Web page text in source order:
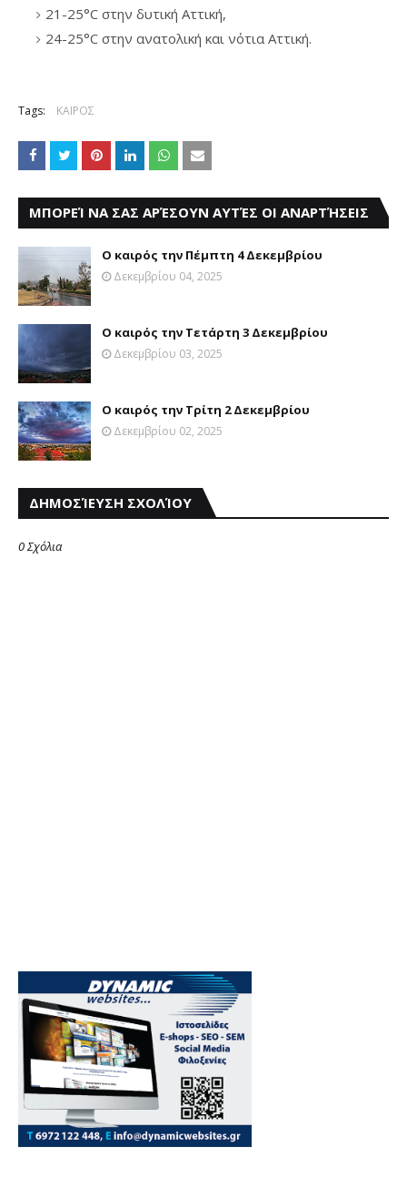
21-25°C στην δυτική Αττική,
24-25°C στην ανατολική και νότια Αττική.
Tags: ΚΑΙΡΟΣ
ΜΠΟΡΕΊ ΝΑ ΣΑΣ ΑΡΈΣΟΥΝ ΑΥΤΈΣ ΟΙ ΑΝΑΡΤΉΣΕΙΣ
Ο καιρός την Πέμπτη 4 Δεκεμβρίου
Δεκεμβρίου 04, 2025
Ο καιρός την Τετάρτη 3 Δεκεμβρίου
Δεκεμβρίου 03, 2025
Ο καιρός την Τρίτη 2 Δεκεμβρίου
Δεκεμβρίου 02, 2025
ΔΗΜΟΣΊΕΥΣΗ ΣΧΟΛΊΟΥ
0 Σχόλια